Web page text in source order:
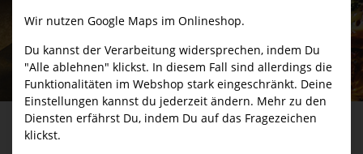
Wir nutzen Google Maps im Onlineshop.
Du kannst der Verarbeitung widersprechen, indem Du
"Alle ablehnen" klickst. In diesem Fall sind allerdings die
Funktionalitäten im Webshop stark eingeschränkt. Deine
Einstellungen kannst du jederzeit ändern. Mehr zu den
Diensten erfährst Du, indem Du auf das Fragezeichen
klickst.